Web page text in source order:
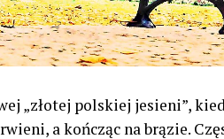
„złotej polskiej jesieni”,
a kończąc na brązie.